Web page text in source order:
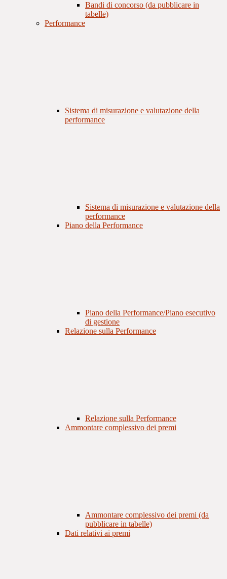
Bandi di concorso (da pubblicare in
tabelle)
Performance
Sistema di misurazione e valutazione della
performance
Sistema di misurazione e valutazione della
performance
Piano della Performance
Piano della Performance/Piano esecutivo
di gestione
Relazione sulla Performance
Relazione sulla Performance
Ammontare complessivo dei premi
Ammontare complessivo dei premi (da
pubblicare in tabelle)
Dati relativi ai premi